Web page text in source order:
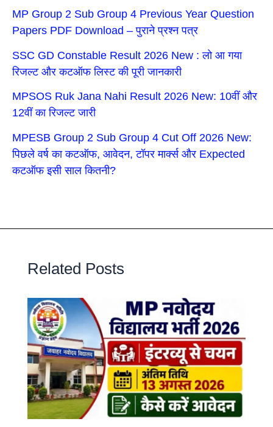
MP Group 2 Sub Group 4 Previous Year Question
Papers PDF Download – पुराने प्रश्न पत्र
SSC GD Constable Result 2026 New : लो आ गया
रिजल्ट और कटऑफ लिस्ट की पूरी जानकारी
MPSOS Ruk Jana Nahi Result 2026 New: 10वीं और
12वीं का रिजल्ट जारी
MPESB Group 2 Sub Group 4 Cut Off 2026 New:
पिछले वर्ष का कटऑफ, आवेदन, टॉपर मार्क्स और Expected
कटऑफ इसी साल कितनी?
Related Posts